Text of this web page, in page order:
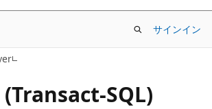
サインイン
SQL)